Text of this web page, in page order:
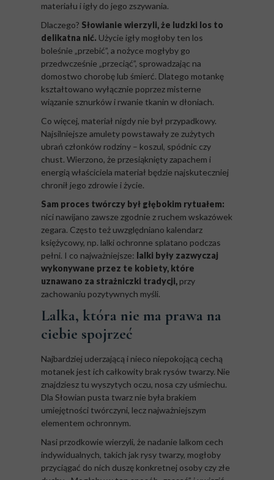
materiału i igły do jego zszywania.
Dlaczego? Słowianie wierzyli, że ludzki los to
delikatna nić. Użycie igły mogłoby ten los
boleśnie „przebić”, a nożyce mogłyby go
przedwcześnie „przeciąć”, sprowadzając na
domostwo chorobę lub śmierć. Dlatego motankę
kształtowano wyłącznie poprzez misterne
wiązanie sznurków i rwanie tkanin w dłoniach.
Co więcej, materiał nigdy nie był przypadkowy.
Najsilniejsze amulety powstawały ze zużytych
ubrań członków rodziny – koszul, spódnic czy
chust. Wierzono, że przesiąknięty zapachem i
energią właściciela materiał będzie najskuteczniej
chronił jego zdrowie i życie.
Sam proces twórczy był głębokim rytuałem:
nici nawijano zawsze zgodnie z ruchem wskazówek
zegara. Często też uwzględniano kalendarz
księżycowy, np. lalki ochronne splatano podczas
pełni. I co najważniejsze: lalki były zazwyczaj
wykonywane przez te kobiety, które
uznawano za strażniczki tradycji, przy
zachowaniu pozytywnych myśli.
Lalka, która nie ma prawa na
ciebie spojrzeć
Najbardziej uderzającą i nieco niepokojącą cechą
motanek jest ich całkowity brak rysów twarzy. Nie
znajdziesz tu wyszytych oczu, nosa czy uśmiechu.
Dla Słowian pusta twarz nie była brakiem
umiejętności twórczyni, lecz najważniejszym
elementem ochronnym.
Nasi przodkowie wierzyli, że nadanie lalkom cech
indywidualnych, takich jak rysy twarzy, mogłoby
przyciągać do nich duszę konkretnej osoby czy złe